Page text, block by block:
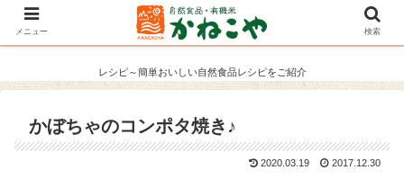
レシピ～簡単おいしい自然食品レシピをご紹介
かぼちゃのコンポタ焼き♪
2020.03.19 2017.12.30
メニュー 検索